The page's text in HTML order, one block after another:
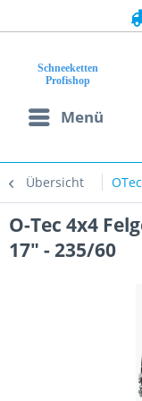
Menü
Übersicht
O-Tec 4x4
17" - 235/60